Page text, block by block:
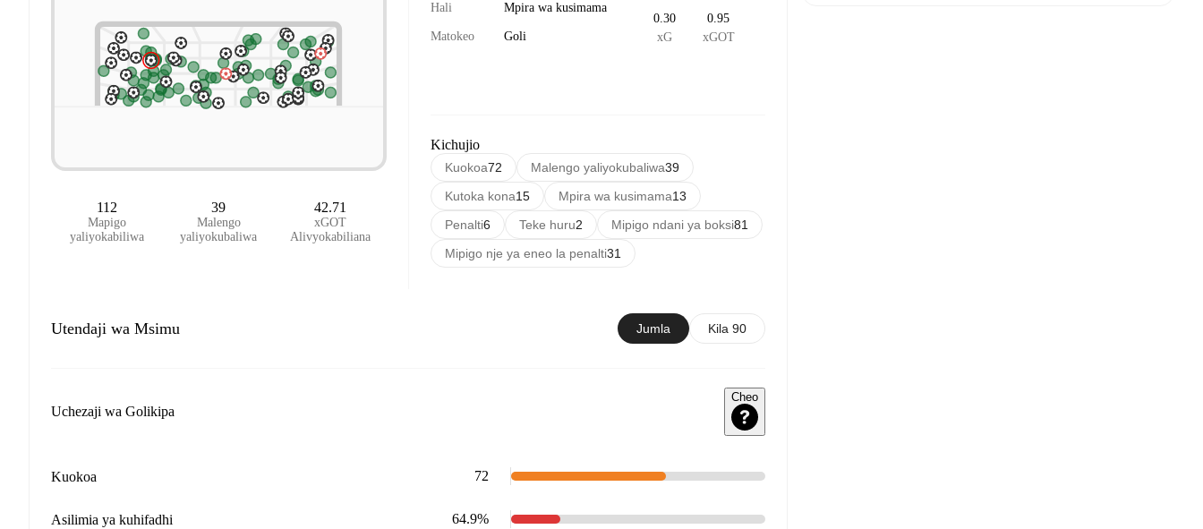
112
Mapigo
yaliyokabiliwa
39
Malengo
yaliyokubaliwa
42.71
xGOT
Alivyokabiliana
Hali Mpira wa kusimama
Matokeo Goli
0.30
xG
0.95
xGOT
Kichujio
Kuokoa72 Malengo yaliyokubaliwa39
Kutoka kona15 Mpira wa kusimama13
Penalti6 Teke huru2 Mipigo ndani ya boksi81
Mipigo nje ya eneo la penalti31
Utendaji wa Msimu Jumla Kila 90
Uchezaji wa Golikipa
Cheo
Kuokoa 72
Asilimia ya kuhifadhi 64.9%